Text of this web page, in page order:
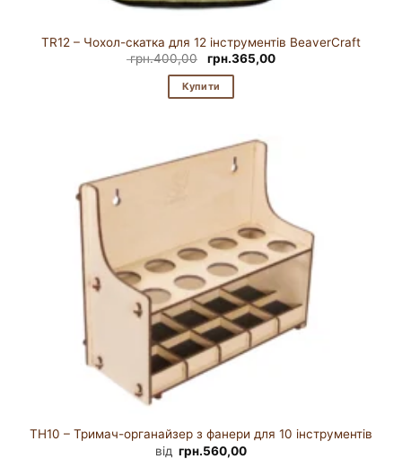
TR12 – Чохол-скатка для 12 інструментів BeaverCraft
грн.400,00
Оригінальна
ціна:
грн.400,00.
грн.365,00Поточна
Купити
TH10 – Тримач-органайзер з фанери для 10 інструментів
від грн.560,00